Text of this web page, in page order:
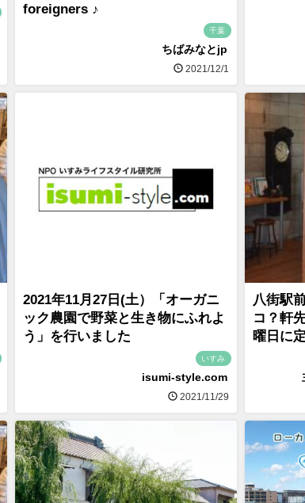
foreigners ♪
千葉
ちばみなとjp
2021/12/1
2021年11月27日(土）「オーガニ
ック農園で野菜と生き物にふれよ
う」を行いました
いすみ
isumi-style.com
2021/11/29
八街駅
コ？軒
曜日に